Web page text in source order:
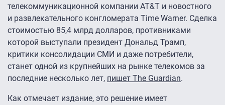
телекоммуникационной компании AT&T и новостного
и развлекательного конгломерата Time Warner. Сделка
стоимостью 85,4 млрд долларов, противниками
которой выступали президент Дональд Трамп,
критики консолидации СМИ и даже потребители,
станет одной из крупнейших на рынке телекомов за
последние несколько лет, пишет The Guardian.
Как отмечает издание, это решение имеет